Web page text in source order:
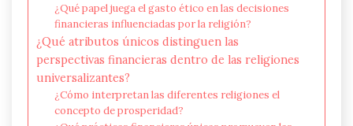
¿Qué papel juega el gasto ético en las decisiones
financieras influenciadas por la religión?
¿Qué atributos únicos distinguen las
perspectivas financieras dentro de las religiones
universalizantes?
¿Cómo interpretan las diferentes religiones el
concepto de prosperidad?